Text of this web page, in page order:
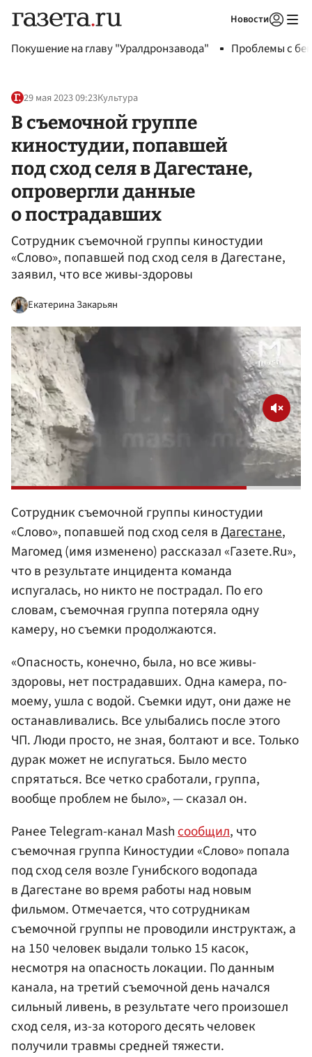
Новости
Покушение на главу "Уралдронзавода" Проблемы с
29 мая 2023 09:23Культура
В съемочной группе
киностудии, попавшей
под сход селя в Дагестане,
опровергли данные
о пострадавших
Сотрудник съемочной группы киностудии
«Слово», попавшей под сход селя в Дагестане,
заявил, что все живы-здоровы
Екатерина Закарьян
Сотрудник съемочной группы киностудии
«Слово», попавшей под сход селя вДагестане,
Магомед (имя изменено) рассказал «Газете.Ru»,
что в результате инцидента команда
испугалась, но никто не пострадал. По его
словам, съемочная группа потеряла одну
камеру, но съемки продолжаются.
«Опасность, конечно, была, но все живы-
здоровы, нет пострадавших. Одна камера, по-
моему, ушла с водой. Съемки идут, они даже не
останавливались. Все улыбались после этого
ЧП. Люди просто, не зная, болтают и все. Только
дурак может не испугаться. Было место
спрятаться. Все четко сработали, группа,
вообще проблем не было», — сказал он.
Ранее Telegram-канал Mashсообщил, что
съемочная группа Киностудии «Слово» попала
под сход селя возле Гунибского водопада
в Дагестане во время работы над новым
фильмом. Отмечается, что сотрудникам
съемочной группы не проводили инструктаж, а
на 150 человек выдали только 15 касок,
несмотря на опасность локации. По данным
канала, на третий съемочной день начался
сильный ливень, в результате чего произошел
сход селя, из-за которого десять человек
получили травмы средней тяжести.